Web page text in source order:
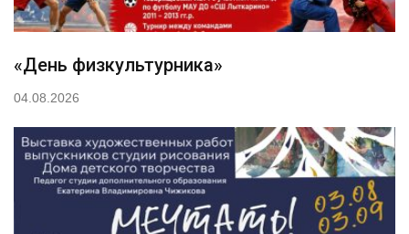
«День физкультурника»
04.08.2026